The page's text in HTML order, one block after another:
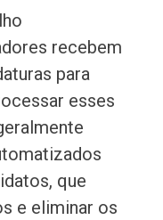
recebem
para
esses
que
e eliminar os